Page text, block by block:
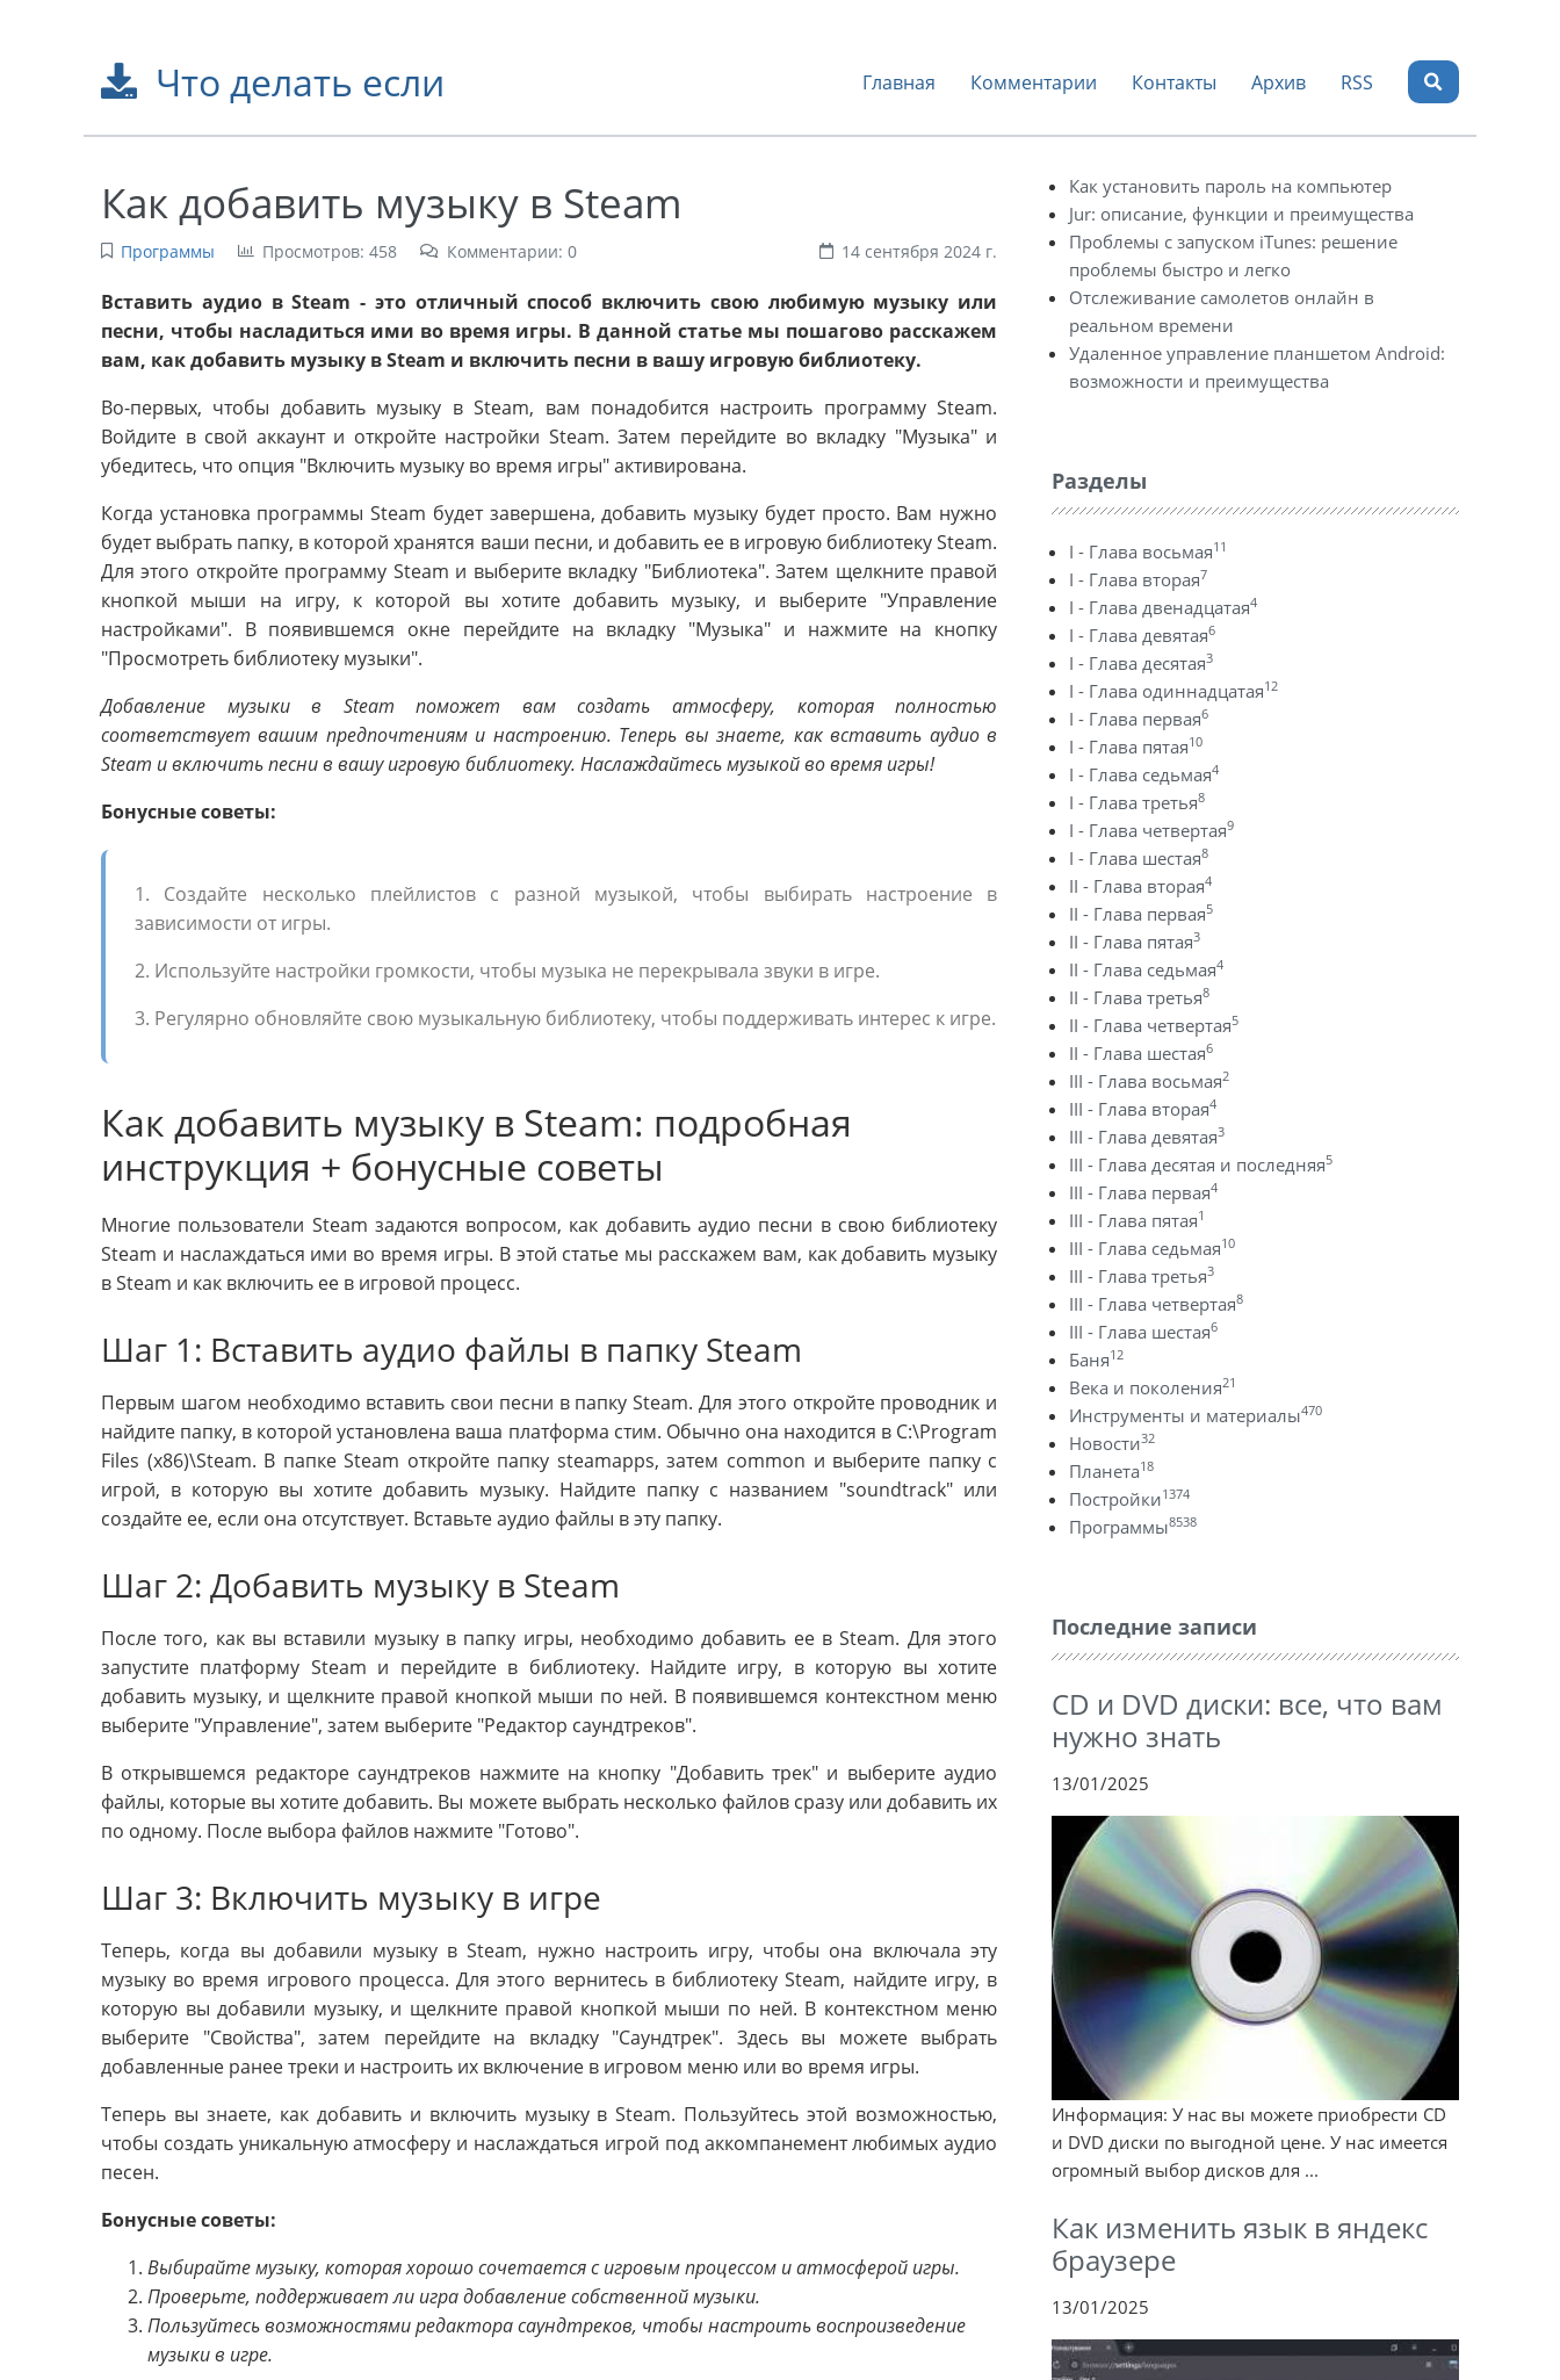
Что делать если Главная Комментарии Контакты Архив RSS
Как добавить музыку в Steam
Программы Просмотров: 458 Комментарии: 0 14 сентября 2024 г.
Вставить аудио в Steam - это отличный способ включить свою любимую музыку или
песни, чтобы насладиться ими во время игры. В данной статье мы пошагово расскажем
вам, как добавить музыку в Steam и включить песни в вашу игровую библиотеку.
Во-первых, чтобы добавить музыку в Steam, вам понадобится настроить программу Steam.
Войдите в свой аккаунт и откройте настройки Steam. Затем перейдите во вкладку "Музыка" и
убедитесь, что опция "Включить музыку во время игры" активирована.
Когда установка программы Steam будет завершена, добавить музыку будет просто. Вам нужно
будет выбрать папку, в которой хранятся ваши песни, и добавить ее в игровую библиотеку Steam.
Для этого откройте программу Steam и выберите вкладку "Библиотека". Затем щелкните правой
кнопкой мыши на игру, к которой вы хотите добавить музыку, и выберите "Управление
настройками". В появившемся окне перейдите на вкладку "Музыка" и нажмите на кнопку
"Просмотреть библиотеку музыки".
Добавление музыки в Steam поможет вам создать атмосферу, которая полностью
соответствует вашим предпочтениям и настроению. Теперь вы знаете, как вставить аудио в
Steam и включить песни в вашу игровую библиотеку. Наслаждайтесь музыкой во время игры!
Бонусные советы:
1. Создайте несколько плейлистов с разной музыкой, чтобы выбирать настроение в
зависимости от игры.
2. Используйте настройки громкости, чтобы музыка не перекрывала звуки в игре.
3. Регулярно обновляйте свою музыкальную библиотеку, чтобы поддерживать интерес к игре.
Как добавить музыку в Steam: подробная
инструкция + бонусные советы
Многие пользователи Steam задаются вопросом, как добавить аудио песни в свою библиотеку
Steam и наслаждаться ими во время игры. В этой статье мы расскажем вам, как добавить музыку
в Steam и как включить ее в игровой процесс.
Шаг 1: Вставить аудио файлы в папку Steam
Первым шагом необходимо вставить свои песни в папку Steam. Для этого откройте проводник и
найдите папку, в которой установлена ваша платформа стим. Обычно она находится в C:\Program
Files (x86)\Steam. В папке Steam откройте папку steamapps, затем common и выберите папку с
игрой, в которую вы хотите добавить музыку. Найдите папку с названием "soundtrack" или
создайте ее, если она отсутствует. Вставьте аудио файлы в эту папку.
Шаг 2: Добавить музыку в Steam
После того, как вы вставили музыку в папку игры, необходимо добавить ее в Steam. Для этого
запустите платформу Steam и перейдите в библиотеку. Найдите игру, в которую вы хотите
добавить музыку, и щелкните правой кнопкой мыши по ней. В появившемся контекстном меню
выберите "Управление", затем выберите "Редактор саундтреков".
В открывшемся редакторе саундтреков нажмите на кнопку "Добавить трек" и выберите аудио
файлы, которые вы хотите добавить. Вы можете выбрать несколько файлов сразу или добавить их
по одному. После выбора файлов нажмите "Готово".
Шаг 3: Включить музыку в игре
Теперь, когда вы добавили музыку в Steam, нужно настроить игру, чтобы она включала эту
музыку во время игрового процесса. Для этого вернитесь в библиотеку Steam, найдите игру, в
которую вы добавили музыку, и щелкните правой кнопкой мыши по ней. В контекстном меню
выберите "Свойства", затем перейдите на вкладку "Саундтрек". Здесь вы можете выбрать
добавленные ранее треки и настроить их включение в игровом меню или во время игры.
Теперь вы знаете, как добавить и включить музыку в Steam. Пользуйтесь этой возможностью,
чтобы создать уникальную атмосферу и наслаждаться игрой под аккомпанемент любимых аудио
песен.
Бонусные советы:
Выбирайте музыку, которая хорошо сочетается с игровым процессом и атмосферой игры.
Проверьте, поддерживает ли игра добавление собственной музыки.
Пользуйтесь возможностями редактора саундтреков, чтобы настроить воспроизведение
музыки в игре.
Как установить пароль на компьютер
Jur: описание, функции и преимущества
Проблемы с запуском iTunes: решение
проблемы быстро и легко
Отслеживание самолетов онлайн в
реальном времени
Удаленное управление планшетом Android:
возможности и преимущества
Разделы
I - Глава восьмая11
I - Глава вторая7
I - Глава двенадцатая4
I - Глава девятая6
I - Глава десятая3
I - Глава одиннадцатая12
I - Глава первая6
I - Глава пятая10
I - Глава седьмая4
I - Глава третья8
I - Глава четвертая9
I - Глава шестая8
II - Глава вторая4
II - Глава первая5
II - Глава пятая3
II - Глава седьмая4
II - Глава третья8
II - Глава четвертая5
II - Глава шестая6
III - Глава восьмая2
III - Глава вторая4
III - Глава девятая3
III - Глава десятая и последняя5
III - Глава первая4
III - Глава пятая1
III - Глава седьмая10
III - Глава третья3
III - Глава четвертая8
III - Глава шестая6
Баня12
Века и поколения21
Инструменты и материалы470
Новости32
Планета18
Постройки1374
Программы8538
Последние записи
CD и DVD диски: все, что вам
нужно знать
13/01/2025
Информация: У нас вы можете приобрести CD
и DVD диски по выгодной цене. У нас имеется
огромный выбор дисков для ...
Как изменить язык в яндекс
браузере
13/01/2025